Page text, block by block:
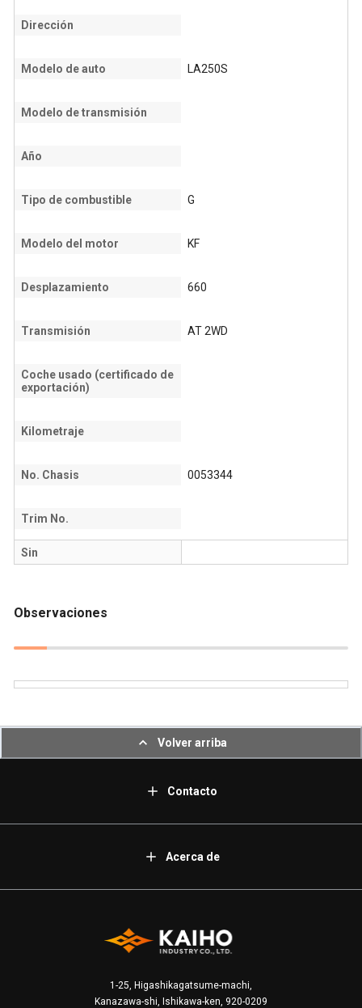
Dirección
Modelo de auto LA250S
Modelo de transmisión
Año
Tipo de combustible G
Modelo del motor KF
Desplazamiento 660
Transmisión AT 2WD
Coche usado (certificado de
exportación)
Kilometraje
No. Chasis 0053344
Trim No.
Sin
Observaciones
Volver arriba
Contacto
Acerca de
1-25, Higashikagatsume-machi,
Kanazawa-shi, Ishikawa-ken, 920-0209